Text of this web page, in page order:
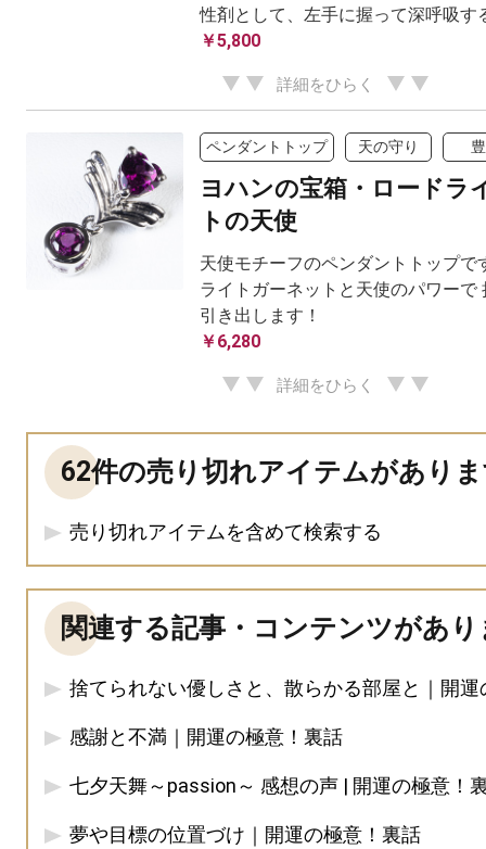
性剤として、左手に握って深呼吸
￥5,800
詳細をひらく
ペンダントトップ 天の守り
ヨハンの宝箱・ロードラ
トの天使
天使モチーフのペンダントトップで
ライトガーネットと天使のパワーで
引き出します！
￥6,280
詳細をひらく
62件の売り切れアイテムがあり
売り切れアイテムを含めて検索する
関連する記事・コンテンツがあ
捨てられない優しさと、散らかる部屋と｜開運
感謝と不満｜開運の極意！裏話
七夕天舞～passion～ 感想の声 | 開運の極意！
夢や目標の位置づけ｜開運の極意！裏話